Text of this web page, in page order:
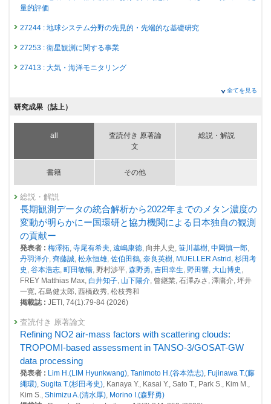
量的評価
27244 : 地球システム分野の先見的・先端的な基礎研究
27253 : 衛星観測に関する事業
27413 : 大気・海洋モニタリング
26859 : 地球システム分野の先見的・先端的な基礎研究
26874 : 衛星観測に関する事業
2023年度
26400 : 気候変動・大気質研究プログラム
26410 : 地域・国・都市規模における人為起源SLCF及びGHG排出量の定
量的評価
26450 : 地球システム分野の先見的・先端的な基礎研究
26459 : 衛星観測に関する事業
26679 : 南米SAVER-Net観測網を用いたエアロゾル・大気微量気体の動
2022年度
25964 : 気候変動・大気質研究プログラム
25966 : 地域・国・都市規模における人為起源SLCF及びGHG排出量の定
全てを見る
研究成果（誌上）
all
査読付き 原著論
文
総説・解説
書籍 その他
総説・解説
長期観測データの統合解析から2022年までのメタン濃度の
変動が明らかにー国環研と協力機関による日本独自の観測
の貢献ー
発表者 : 梅澤拓, 寺尾有希夫, 遠嶋康徳, 向井人史, 笹川基樹, 中岡慎一郎,
丹羽洋介, 齊藤誠, 松永恒雄, 佐伯田鶴, 奈良英樹, MUELLER Astrid , 杉田考
史 , 谷本浩志, 町田敏暢, 野村渉平, 森野勇, 吉田幸生, 野田響, 大山博史 ,
FREY Matthias Max, 白井知子, 山下陽介, 曾継業, 石澤みさ, 澤庸介, 坪井
一寛, 石島健太郎, 西橋政秀, 松枝秀和
掲載誌 : JETI, 74(1):79-84 (2026)
査読付き 原著論文
Refining NO2 air-mass factors with scattering clouds:
TROPOMI-based assessment in TANSO-3/GOSAT-GW
data processing
発表者 : Lim H.(LIM Hyunkwang), Tanimoto H.(谷本浩志), Fujinawa T.(藤
縄環), Sugita T.(杉田考史), Kanaya Y., Kasai Y., Sato T., Park S., Kim M.,
Kim S., Shimizu A.(清水厚), Morino I.(森野勇)